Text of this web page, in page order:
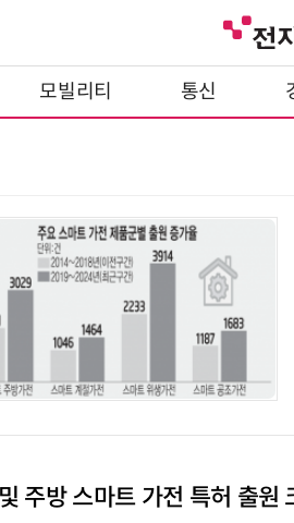
모빌리티 통신
주방 스마트 가전 특허 출원